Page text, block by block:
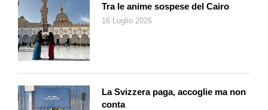
Tra le anime sospese del Cairo
16 Luglio 2026
La Svizzera paga, accoglie ma non
conta